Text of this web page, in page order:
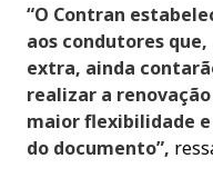
“O Contran
aos condutores
extra, ainda
realizar a
maior flexibilidade
do documento”,